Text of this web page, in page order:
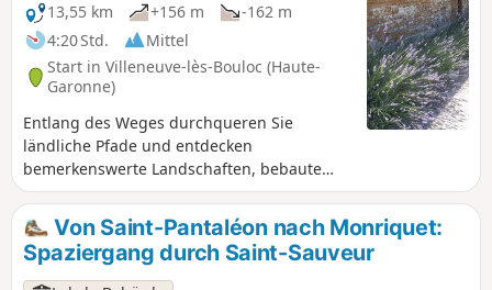
13,55 km
+156 m
-162 m
4:20 Std.
Mittel
Start in Villeneuve-lès-Bouloc (Haute-
Garonne)
Entlang des Weges durchqueren Sie
ländliche Pfade und entdecken
bemerkenswerte Landschaften, bebaute
Ebenen und schattige Täler. Sie haben einen
freien Blick auf die Ebene von Girou und die
Hügel. Zahlreiche Schmetterlinge begleiten
Sie, eine vielfältige Tier- und Pflanzenwelt
am Wegesrand bereichert Ihre Wanderung,
Von Saint-Pantaléon nach Monriquet:
Spaziergang durch Saint-Sauveur